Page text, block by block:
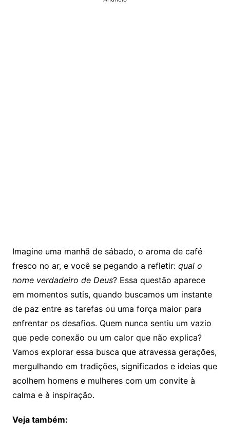
Imagine uma manhã de sábado, o aroma de café
fresco no ar, e você se pegando a refletir: qual o
nome verdadeiro de Deus? Essa questão aparece
em momentos sutis, quando buscamos um instante
de paz entre as tarefas ou uma força maior para
enfrentar os desafios. Quem nunca sentiu um vazio
que pede conexão ou um calor que não explica?
Vamos explorar essa busca que atravessa gerações,
mergulhando em tradições, significados e ideias que
acolhem homens e mulheres com um convite à
calma e à inspiração.
Veja também: